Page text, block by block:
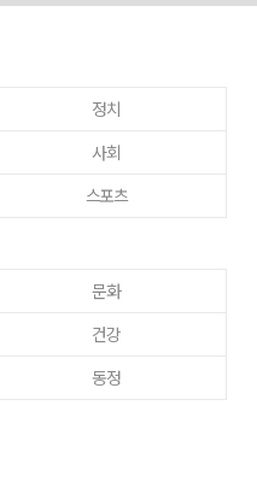
정치
사회
스포츠
문화
건강
동정